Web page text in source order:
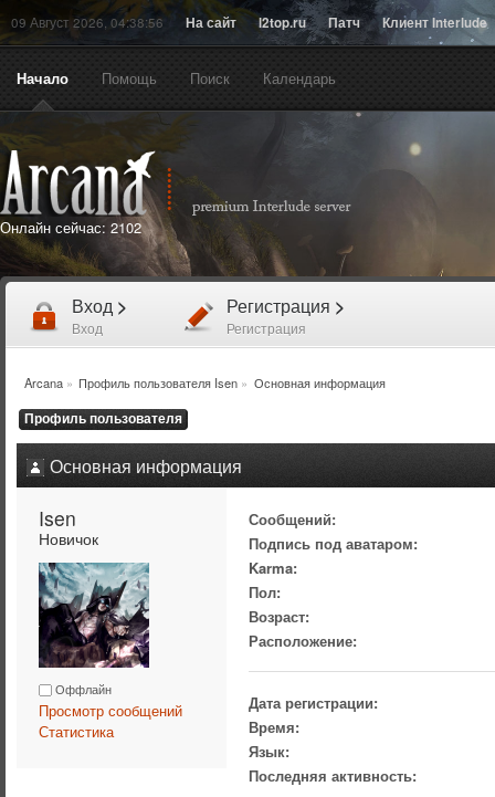
09 Август 2026, 04:38:56 На сайт l2top.ru Патч Клиент Interlude
Начало Помощь Поиск Календарь
Онлайн сейчас: 2102
Вход >
Вход
Регистрация >
Регистрация
Arcana» Профиль пользователя Isen » Основная информация
Профиль пользователя
Основная информация
Isen
Новичок
Оффлайн
Просмотр сообщений
Статистика
Сообщений:
Подпись под аватаром:
Karma:
Пол:
Возраст:
Расположение:
Дата регистрации:
Время:
Язык:
Последняя активность: